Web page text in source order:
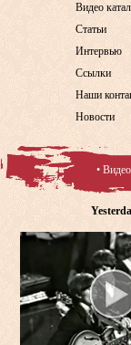
Видео
Статьи
Интервью
Ссылки
Наши
Новости
• Видео